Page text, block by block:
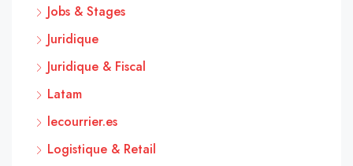
Jobs & Stages
Juridique
Juridique & Fiscal
Latam
lecourrier.es
Logistique & Retail